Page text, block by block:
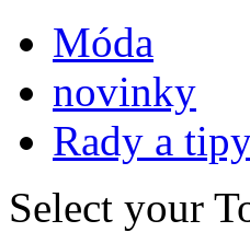
Móda
novinky
Rady a
Select your